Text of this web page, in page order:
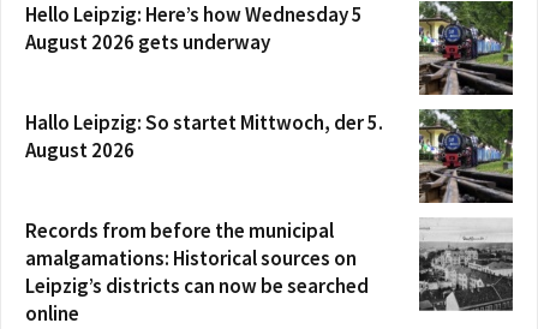
Hello Leipzig: Here’s how Wednesday 5
August 2026 gets underway
Hallo Leipzig: So startet Mittwoch, der 5.
August 2026
Records from before the municipal
amalgamations: Historical sources on
Leipzig’s districts can now be searched
online